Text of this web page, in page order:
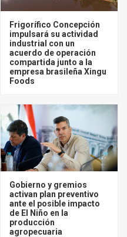
Frigorífico Concepción
impulsará su actividad
industrial con un
acuerdo de operación
compartida junto a la
empresa brasileña Xingu
Foods
Gobierno y gremios
activan plan preventivo
ante el posible impacto
de El Niño en la
producción
agropecuaria